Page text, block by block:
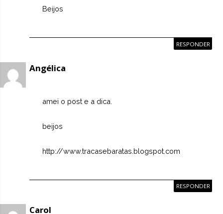
Beijos
RESPONDER
Angélica
amei o post e a dica.
beijos
http://www.tracasebaratas.blogspot.com
RESPONDER
Carol